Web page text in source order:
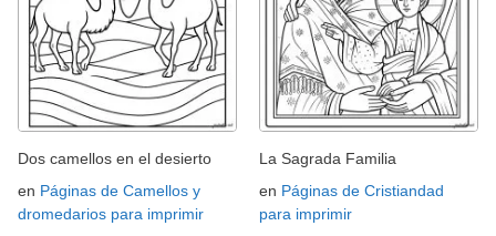
Dos camellos en el desierto
en Páginas de Camellos y
dromedarios para imprimir
La Sagrada Familia
en Páginas de Cristiandad
para imprimir